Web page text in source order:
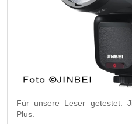
Für unsere Leser getestet:
Plus.